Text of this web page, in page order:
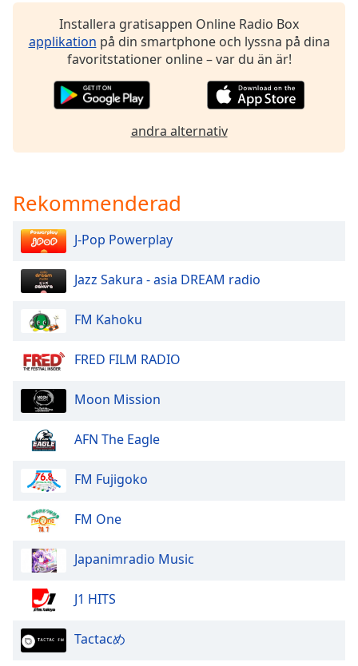
Escape
cancel
Text
Opacity
Background
Color
Caption
Area
Background
Color
Opacity
Style
Installera gratisappen Online Radio Box
applikation på din smartphone och lyssna på dina
favoritstationer online – var du än är!
andra alternativ
Rekommenderad
J-Pop Powerplay
Jazz Sakura - asia DREAM radio
FM Kahoku
FRED FILM RADIO
Moon Mission
AFN The Eagle
FM Fujigoko
FM One
Japanimradio Music
J1 HITS
Tactacめ